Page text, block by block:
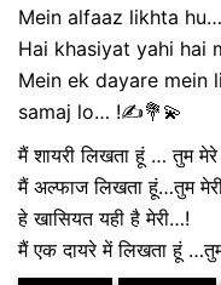
Mein alfaaz likhta
Hai khasiyat yahi hai
Mein ek dayare mein
samaj lo… !✍️💐💫
मैं शायरी लिखता हूं … तुम
मैं अल्फाज लिखता हूं…तुम
हे खासियत यही है मेरी…!
मैं एक दायरे में लिखता हूं